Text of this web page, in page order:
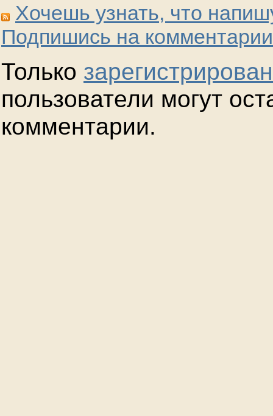
Хочешь узнать, что
Подпишись на
Только
пользователи могут
комментарии.